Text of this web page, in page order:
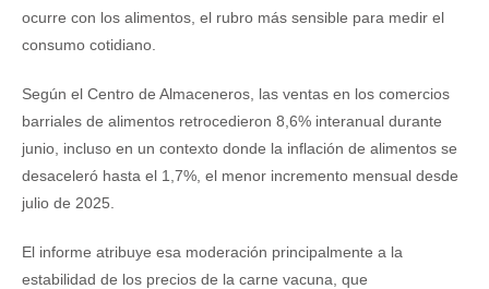
ocurre con los alimentos, el rubro más sensible para medir el
consumo cotidiano.
Según el Centro de Almaceneros, las ventas en los comercios
barriales de alimentos retrocedieron 8,6% interanual durante
junio, incluso en un contexto donde la inflación de alimentos se
desaceleró hasta el 1,7%, el menor incremento mensual desde
julio de 2025.
El informe atribuye esa moderación principalmente a la
estabilidad de los precios de la carne vacuna, que